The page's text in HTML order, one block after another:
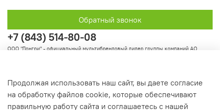
Информация
+7 (843) 514-80-08
ООО "Лонгри" - официальный мультибрендовый дилер группы компаний АО
Обратный звонок
Продолжая использовать наш сайт, вы даете согласие
на обработку файлов cookie, которые обеспечивают
правильную работу сайта и соглашаетесь с нашей